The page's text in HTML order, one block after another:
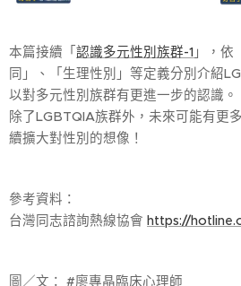
本篇接續「 認識多元性別族群-1 」，依
同」、「生理性別」等定義分別介紹
以對多元性別族群有更進一步的認識。
除了LGBTQIA族群外，未來可能有更
續擴大對性別的想像！
參考資料：
台灣同志諮詢熱線協會 https://
圖／文： #廖專晶臨床心理師